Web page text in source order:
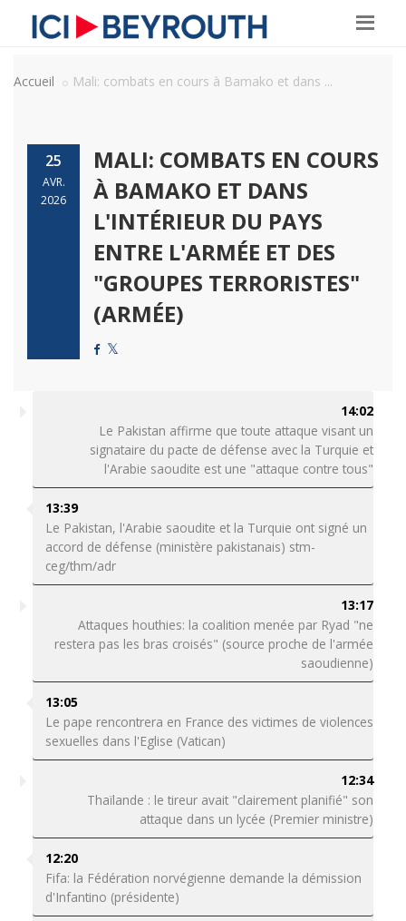
Accueil Mali: combats en cours à Bamako et dans ...
25
AVR.
2026
MALI: COMBATS EN COURS
À BAMAKO ET DANS
L'INTÉRIEUR DU PAYS
ENTRE L'ARMÉE ET DES
"GROUPES TERRORISTES"
(ARMÉE)
14:02
Le Pakistan affirme que toute attaque visant un
signataire du pacte de défense avec la Turquie et
l'Arabie saoudite est une "attaque contre tous"
13:39
Le Pakistan, l'Arabie saoudite et la Turquie ont signé un
accord de défense (ministère pakistanais) stm-
ceg/thm/adr
13:17
Attaques houthies: la coalition menée par Ryad "ne
restera pas les bras croisés" (source proche de l'armée
saoudienne)
13:05
Le pape rencontrera en France des victimes de violences
sexuelles dans l'Eglise (Vatican)
12:34
Thaïlande : le tireur avait "clairement planifié" son
attaque dans un lycée (Premier ministre)
12:20
Fifa: la Fédération norvégienne demande la démission
d'Infantino (présidente)